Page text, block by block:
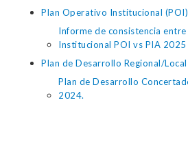
Plan Operativo Institucional
Informe de consistencia
Institucional POI vs PIA 2025
Plan de Desarrollo Regional/
Plan de Desarrollo
2024.